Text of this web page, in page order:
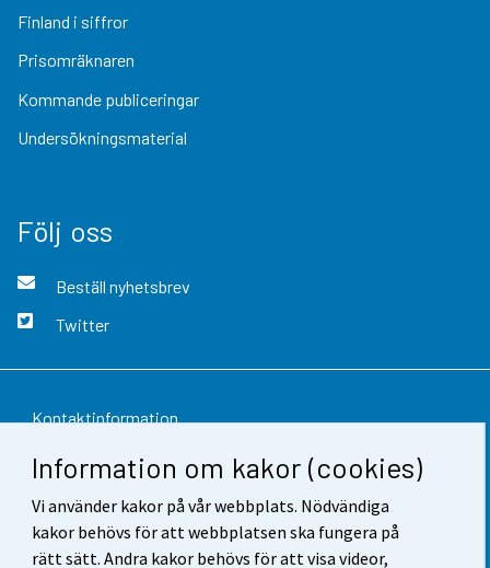
Information om kakor (cookies)
Vi använder kakor på vår webbplats. Nödvändiga
kakor behövs för att webbplatsen ska fungera på
rätt sätt. Andra kakor behövs för att visa videor,
Finland i siffror
Prisomräknaren
Kommande publiceringar
Undersökningsmaterial
Följ oss
Beställ nyhetsbrev
Twitter
Kontaktinformation
Respons
Användarvillkor
Dataskydd